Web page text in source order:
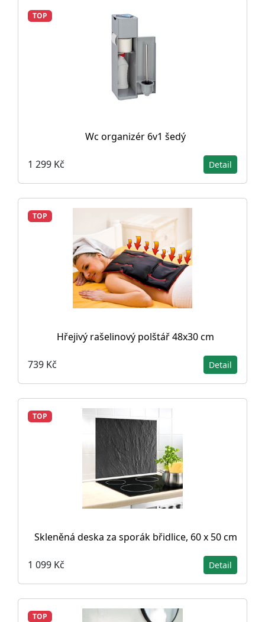
TOP
Wc organizér 6v1 šedý
1 299 Kč Detail
TOP
Hřejivý rašelinový polštář 48x30 cm
739 Kč Detail
TOP
Skleněná deska za sporák břidlice, 60 x 50 cm
1 099 Kč Detail
TOP